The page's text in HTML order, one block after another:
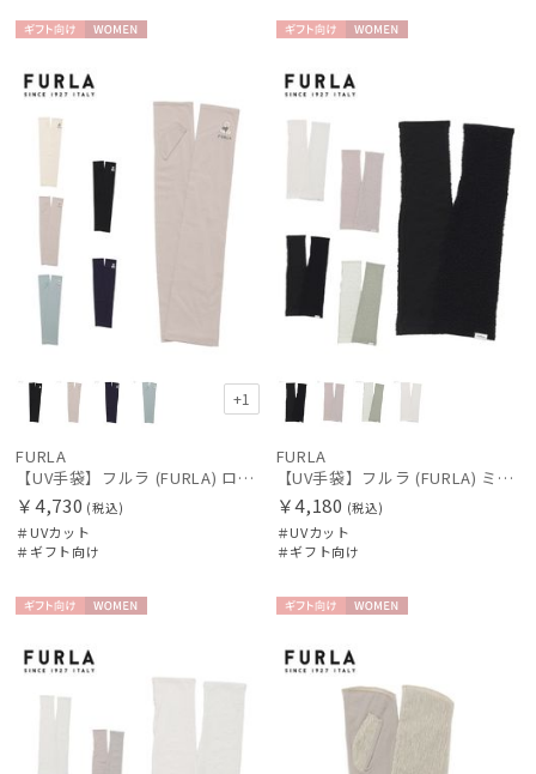
カラー
在庫表示
販売状況
向け
N
+1
FURLA
【UV手袋】フルラ (FURLA) ロング ＵＶ手袋 ハートベア 指無し
￥4,730 (税込)
＃UVカット
＃ギフト向け
向け
N
FURLA
【UV手袋】フルラ (FURLA) ミディアム ＵＶ手袋 FURLAロゴ 指無し
￥4,180 (税込)
＃UVカット
＃ギフト向け
向け
N
向け
N